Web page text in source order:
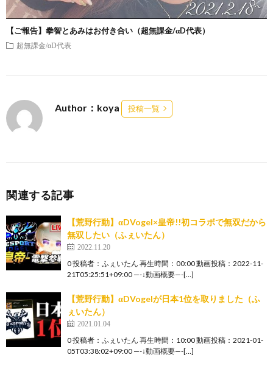
【ご報告】拳智とあみはお付き合い（超無課金/αD代表）
超無課金/αD代表
Author：koya 投稿一覧
関連する記事
【荒野行動】αDVogel×皇帝!!初コラボで無双だから
無双したい（ふぇいたん）
2022.11.20
0 投稿者：ふぇいたん 再生時間：00:00 動画投稿：2022-11-
21T05:25:51+09:00 —-↓動画概要—-[…]
【荒野行動】αDVogelが日本1位を取りました（ふ
ぇいたん）
2021.01.04
0 投稿者：ふぇいたん 再生時間：10:00 動画投稿：2021-01-
05T03:38:02+09:00 —-↓動画概要—-[…]